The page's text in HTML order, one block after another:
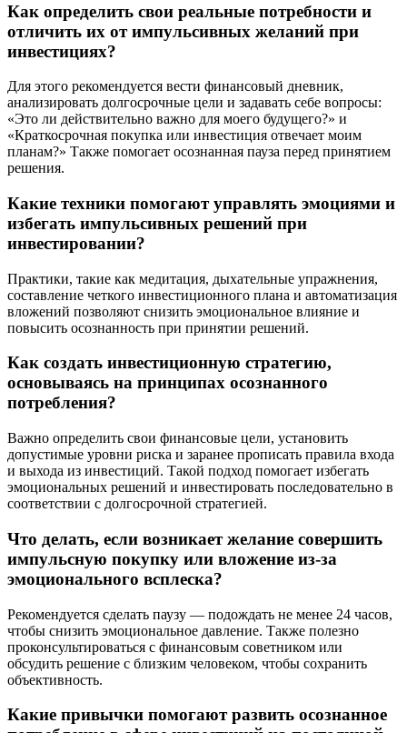
Как определить свои реальные потребности и
отличить их от импульсивных желаний при
инвестициях?
Для этого рекомендуется вести финансовый дневник,
анализировать долгосрочные цели и задавать себе вопросы:
«Это ли действительно важно для моего будущего?» и
«Краткосрочная покупка или инвестиция отвечает моим
планам?» Также помогает осознанная пауза перед принятием
решения.
Какие техники помогают управлять эмоциями и
избегать импульсивных решений при
инвестировании?
Практики, такие как медитация, дыхательные упражнения,
составление четкого инвестиционного плана и автоматизация
вложений позволяют снизить эмоциональное влияние и
повысить осознанность при принятии решений.
Как создать инвестиционную стратегию,
основываясь на принципах осознанного
потребления?
Важно определить свои финансовые цели, установить
допустимые уровни риска и заранее прописать правила входа
и выхода из инвестиций. Такой подход помогает избегать
эмоциональных решений и инвестировать последовательно в
соответствии с долгосрочной стратегией.
Что делать, если возникает желание совершить
импульсную покупку или вложение из-за
эмоционального всплеска?
Рекомендуется сделать паузу — подождать не менее 24 часов,
чтобы снизить эмоциональное давление. Также полезно
проконсультироваться с финансовым советником или
обсудить решение с близким человеком, чтобы сохранить
объективность.
Какие привычки помогают развить осознанное